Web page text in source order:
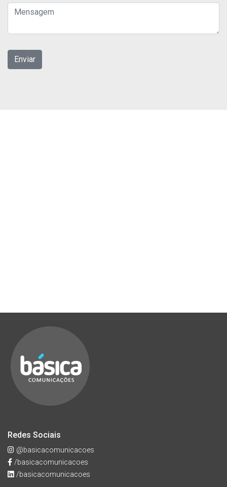
Redes Sociais
@basicacomunicacoes
/basicacomunicacoes
/basicacomunicacoes